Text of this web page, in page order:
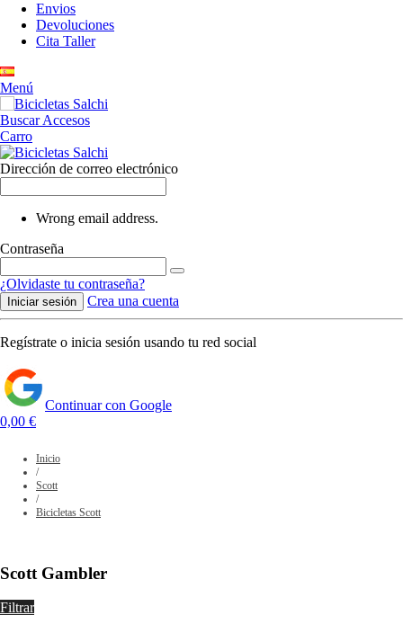
Envios
Devoluciones
Cita Taller
Menú
Buscar Accesos
Carro
Dirección de correo electrónico
Wrong email address.
Contraseña
¿Olvidaste tu contraseña?
Iniciar sesión Crea una cuenta
Regístrate o inicia sesión usando tu red social
Continuar con Google
0,00 €
Inicio
/
Scott
/
Bicicletas Scott
Scott Gambler
Filtrar